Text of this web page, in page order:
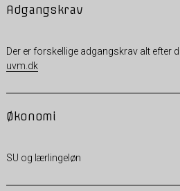
Adgangskrav
Der er forskellige adgangskrav alt efter
uvm.dk
Økonomi
SU og lærlingeløn